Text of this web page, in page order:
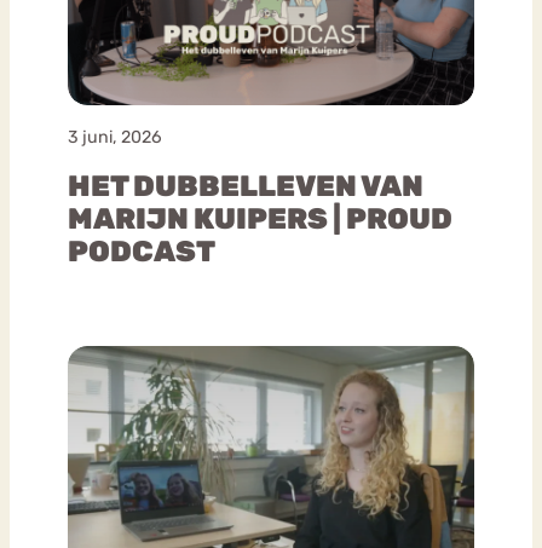
3 juni, 2026
HET DUBBELLEVEN VAN
MARIJN KUIPERS | PROUD
PODCAST